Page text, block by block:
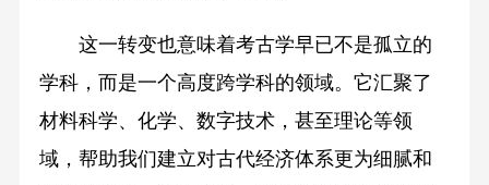
这一转变也意味着考古学早已不是孤立的
学科，而是一个高度跨学科的领域。它汇聚了
材料科学、化学、数字技术，甚至理论等领
域，帮助我们建立对古代经济体系更为细腻和